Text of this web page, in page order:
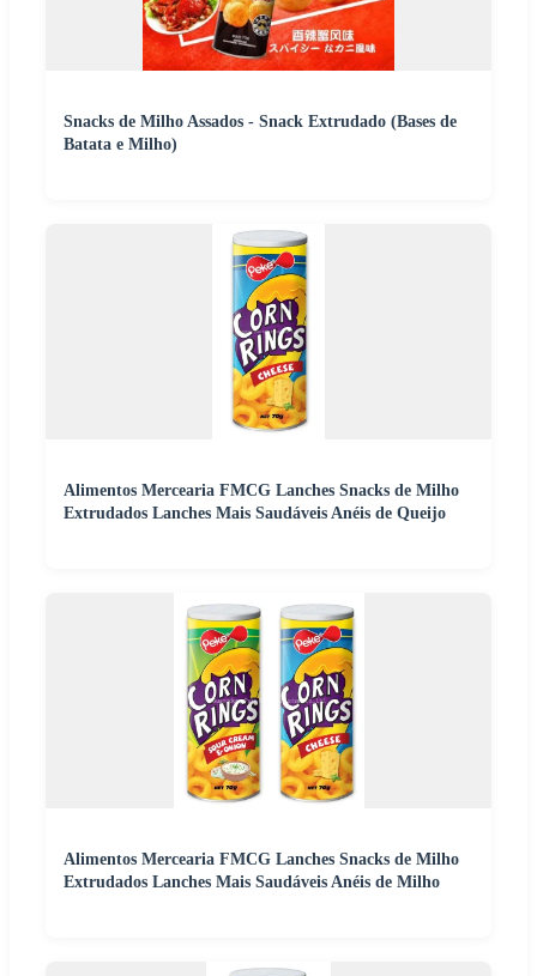
Snacks de Milho Assados - Snack Extrudado (Bases de
Batata e Milho)
Alimentos Mercearia FMCG Lanches Snacks de Milho
Extrudados Lanches Mais Saudáveis Anéis de Queijo
Alimentos Mercearia FMCG Lanches Snacks de Milho
Extrudados Lanches Mais Saudáveis Anéis de Milho